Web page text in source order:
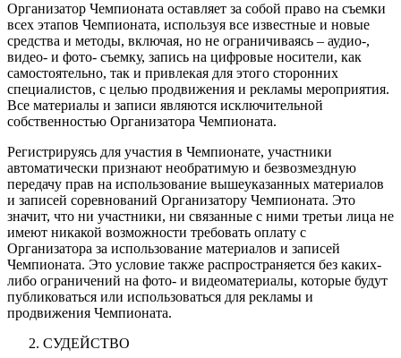
Организатор Чемпионата оставляет за собой право на съемки
всех этапов Чемпионата, используя все известные и новые
средства и методы, включая, но не ограничиваясь – аудио-,
видео- и фото- съемку, запись на цифровые носители, как
самостоятельно, так и привлекая для этого сторонних
специалистов, с целью продвижения и рекламы мероприятия.
Все материалы и записи являются исключительной
собственностью Организатора Чемпионата.
Регистрируясь для участия в Чемпионате, участники
автоматически признают необратимую и безвозмездную
передачу прав на использование вышеуказанных материалов
и записей соревнований Организатору Чемпионата. Это
значит, что ни участники, ни связанные с ними третьи лица не
имеют никакой возможности требовать оплату с
Организатора за использование материалов и записей
Чемпионата. Это условие также распространяется без каких-
либо ограничений на фото- и видеоматериалы, которые будут
публиковаться или использоваться для рекламы и
продвижения Чемпионата.
СУДЕЙСТВО